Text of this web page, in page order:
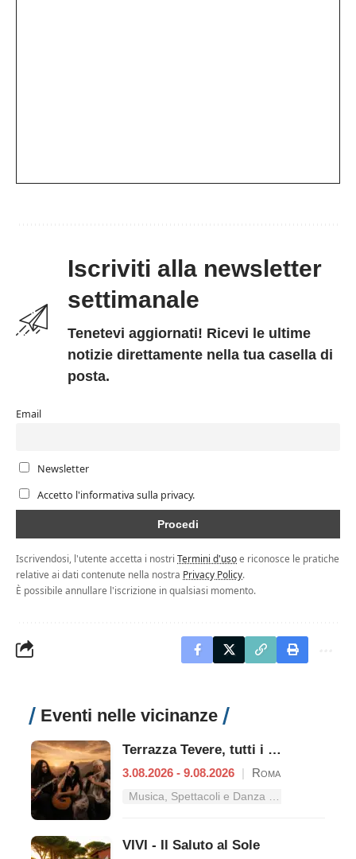
Iscriviti alla newsletter
settimanale
Tenetevi aggiornati! Ricevi le ultime
notizie direttamente nella tua casella di
posta.
Email
Newsletter
Accetto l'informativa sulla privacy.
Iscrivendosi, l'utente accetta i nostri Termini d'usoe riconosce le pratiche
relative ai dati contenute nella nostra Privacy Policy.
È possibile annullare l'iscrizione in qualsiasi momento.
Eventi nelle vicinanze
Terrazza Tevere, tutti i concerti dal 3 al 9 agosto
3.08.2026 - 9.08.2026 | Roma
VIVI - Il Saluto al Sole